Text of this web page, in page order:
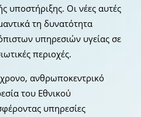
υποστήριξης. Οι νέες αυτές
τη δυνατότητα
υπηρεσιών υγείας σε
περιοχές.
ανθρωποκεντρικό
του Εθνικού
υπηρεσίες